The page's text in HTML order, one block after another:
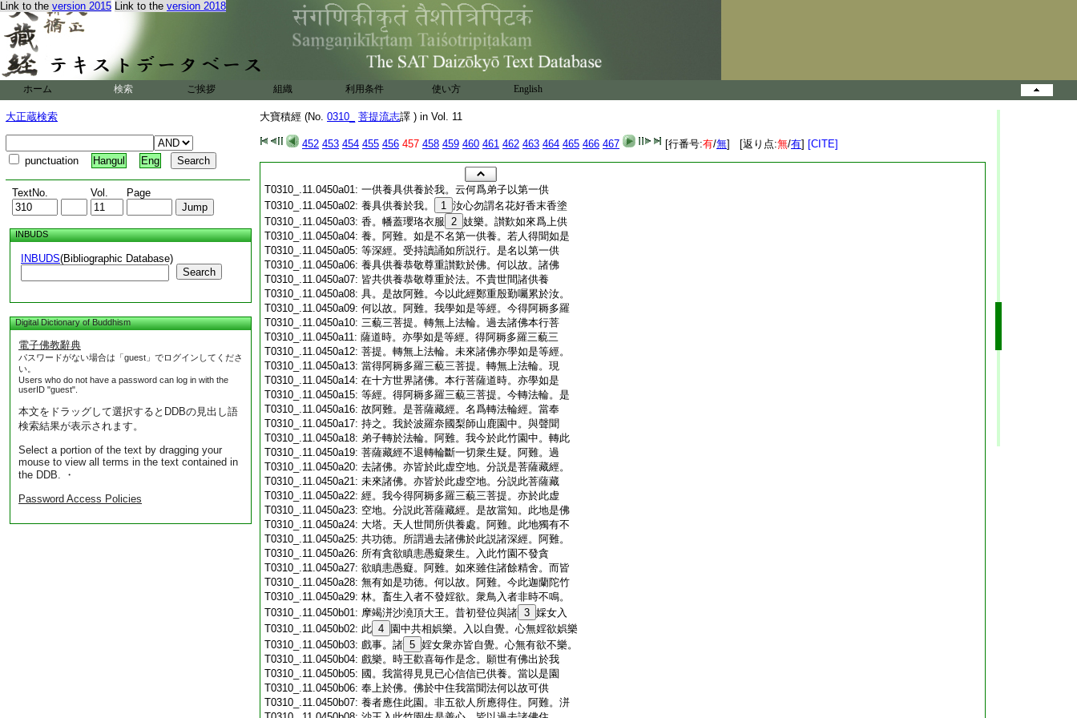
Link to the version 2015 Link to the version 2018
ホーム 検索 ご挨拶 組織 利用条件 使い方 English
大正蔵検索
punctuation Hangul Eng
TextNo. Vol. Page
INBUDS
INBUDS(Bibliographic Database)
Search
Digital Dictionary of Buddhism
電子佛教辭典
パスワードがない場合は「guest」でログインしてくださ
い。
Users who do not have a password can log in with the
userID "guest".
本文をドラッグして選択するとDDBの見出し語
検索結果が表示されます。
Select a portion of the text by dragging your
mouse to view all terms in the text contained in
the DDB. ・
Password Access Policies
大寶積經 (No. 0310_ 菩提流志譯 ) in Vol. 11
452 453 454 455 456 457 458 459 460 461 462 463 464 465 466 467 [行番号:有/無] [返り点:無/有] [CITE]
T0310_.11.0450a01: 一供養具供養於我。云何爲弟子以第一供
T0310_.11.0450a02: 養具供養於我。 1 汝心勿謂名花好香末香塗
T0310_.11.0450a03: 香。幡蓋瓔珞衣服 2 妓樂。讃歎如來爲上供
T0310_.11.0450a04: 養。阿難。如是不名第一供養。若人得聞如是
T0310_.11.0450a05: 等深經。受持讀誦如所説行。是名以第一供
T0310_.11.0450a06: 養具供養恭敬尊重讃歎於佛。何以故。諸佛
T0310_.11.0450a07: 皆共供養恭敬尊重於法。不貴世間諸供養
T0310_.11.0450a08: 具。是故阿難。今以此經鄭重殷勤囑累於汝。
T0310_.11.0450a09: 何以故。阿難。我學如是等經。今得阿耨多羅
T0310_.11.0450a10: 三藐三菩提。轉無上法輪。過去諸佛本行菩
T0310_.11.0450a11: 薩道時。亦學如是等經。得阿耨多羅三藐三
T0310_.11.0450a12: 菩提。轉無上法輪。未來諸佛亦學如是等經。
T0310_.11.0450a13: 當得阿耨多羅三藐三菩提。轉無上法輪。現
T0310_.11.0450a14: 在十方世界諸佛。本行菩薩道時。亦學如是
T0310_.11.0450a15: 等經。得阿耨多羅三藐三菩提。今轉法輪。是
T0310_.11.0450a16: 故阿難。是菩薩藏經。名爲轉法輪經。當奉
T0310_.11.0450a17: 持之。我於波羅奈國梨師山鹿園中。與聲聞
T0310_.11.0450a18: 弟子轉於法輪。阿難。我今於此竹園中。轉此
T0310_.11.0450a19: 菩薩藏經不退轉輪斷一切衆生疑。阿難。過
T0310_.11.0450a20: 去諸佛。亦皆於此虚空地。分説是菩薩藏經。
T0310_.11.0450a21: 未來諸佛。亦皆於此虚空地。分説此菩薩藏
T0310_.11.0450a22: 經。我今得阿耨多羅三藐三菩提。亦於此虚
T0310_.11.0450a23: 空地。分説此菩薩藏經。是故當知。此地是佛
T0310_.11.0450a24: 大塔。天人世間所供養處。阿難。此地獨有不
T0310_.11.0450a25: 共功徳。所謂過去諸佛於此説諸深經。阿難。
T0310_.11.0450a26: 所有貪欲瞋恚愚癡衆生。入此竹園不發貪
T0310_.11.0450a27: 欲瞋恚愚癡。阿難。如來雖住諸餘精舍。而皆
T0310_.11.0450a28: 無有如是功徳。何以故。阿難。今此迦蘭陀竹
T0310_.11.0450a29: 林。畜生入者不發婬欲。衆鳥入者非時不鳴。
T0310_.11.0450b01: 摩竭洴沙澆頂大王。昔初登位與諸 3 婇女入
T0310_.11.0450b02: 此 4 園中共相娯樂。入以自覺。心無婬欲娯樂
T0310_.11.0450b03: 戲事。諸 5 婬女衆亦皆自覺。心無有欲不樂。
T0310_.11.0450b04: 戲樂。時王歡喜毎作是念。願世有佛出於我
T0310_.11.0450b05: 國。我當得見見已心信信已供養。當以是園
T0310_.11.0450b06: 奉上於佛。佛於中住我當聞法何以故可供
T0310_.11.0450b07: 養者應住此園。非五欲人所應得住。阿難。洴